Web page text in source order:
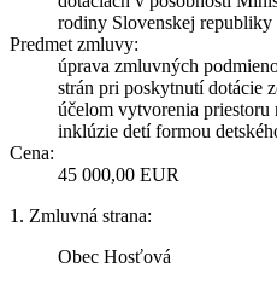
rodiny Slovenskej
Predmet zmluvy:
úprava zmluvných
strán pri poskytnutí dotácie
účelom vytvorenia priestoru
inklúzie detí formou
Cena:
45 000,00 EUR
1. Zmluvná strana:
Obec Hosťová